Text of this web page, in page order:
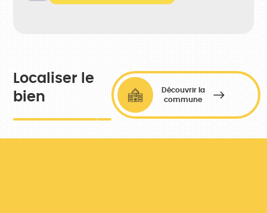
Localiser le
bien
Découvrir la
commune